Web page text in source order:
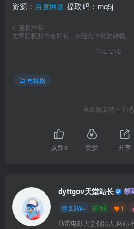
资源： 百度网盘 提取码： mq5j
© 版权声明
文章版权归作者所有，未经允许请勿转载。
THE END
电视剧
喜欢就支持一下吧
点赞9 赞赏 分享
dyttgov天堂站长
2.5W+ 18 1